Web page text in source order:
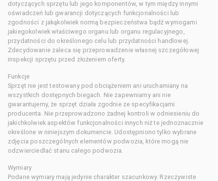
dotyczących sprzętu lub jego komponentów, w tym między innymi
oświadczeń lub gwarancji dotyczących funkcjonalności lub
zgodności z jakąkolwiek normą bezpieczeństwa bądź wymogami
jakiegokolwiek właściwego organu lub organu regulacyjnego,
przydatności do określonego celu lub przydatności handlowej.
Zdecydowanie zaleca się przeprowadzenie własnej szczegółowej
inspekcji sprzętu przed złożeniem oferty.
Funkcje
Sprzęt nie jest testowany pod obciążeniem ani uruchamiany na
wszystkich dostępnych biegach. Nie zapewniamy ani nie
gwarantujemy, że sprzęt działa zgodnie ze specyfikacjami
producenta. Nie przeprowadzono żadnej kontroli w odniesieniu do
jakichkolwiek aspektów funkcjonalności innych niż te jednoznacznie
określone w niniejszym dokumencie. Udostępniono tylko wybrane
zdjęcia poszczególnych elementów podwozia, które mogą nie
odzwierciedlać stanu całego podwozia.
Wymiary
Podane wymiary mają jedynie charakter szacunkowy. Rzeczywiste